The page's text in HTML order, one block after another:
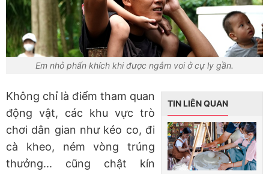
Em nhỏ phấn khích khi được ngắm voi ở cự ly gần.
TIN LIÊN QUAN
Không chỉ là điểm tham quan
động vật, các khu vực trò
chơi dân gian như kéo co, đi
cà kheo, ném vòng trúng
thưởng... cũng chật kín